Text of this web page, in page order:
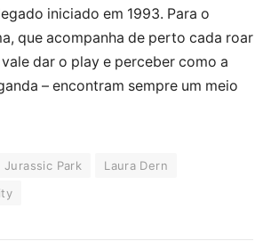
iniciado em 1993. Para o
que acompanha de perto cada roar
dar o play e perceber como a
– encontram sempre um meio
Jurassic Park
Laura Dern